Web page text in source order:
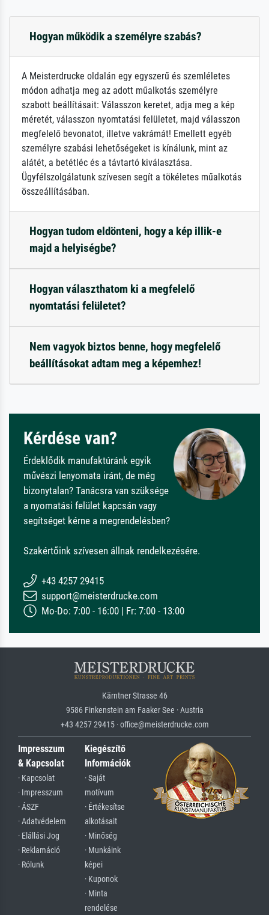
Hogyan működik a személyre szabás?
A Meisterdrucke oldalán egy egyszerű és szemléletes
módon adhatja meg az adott műalkotás személyre
szabott beállításait: Válasszon keretet, adja meg a kép
méretét, válasszon nyomtatási felületet, majd válasszon
megfelelő bevonatot, illetve vakrámát! Emellett egyéb
személyre szabási lehetőségeket is kínálunk, mint az
alátét, a betétléc és a távtartó kiválasztása.
Ügyfélszolgálatunk szívesen segít a tökéletes műalkotás
összeállításában.
Hogyan tudom eldönteni, hogy a kép illik-e
majd a helyiségbe?
Hogyan választhatom ki a megfelelő
nyomtatási felületet?
Nem vagyok biztos benne, hogy megfelelő
beállításokat adtam meg a képemhez!
Kérdése van?
Érdeklődik manufaktúránk egyik
művészi lenyomata iránt, de még
bizonytalan? Tanácsra van szüksége
a nyomatási felület kapcsán vagy
segítséget kérne a megrendelésben?
Szakértőink szívesen állnak rendelkezésére.
+43 4257 29415
support@meisterdrucke.com
Mo-Do: 7:00 - 16:00 | Fr: 7:00 - 13:00
Kärntner Strasse 46
9586 Finkenstein am Faaker See · Austria
+43 4257 29415 · office@meisterdrucke.com
Impresszum
& Kapcsolat
· Kapcsolat
· Impresszum
· ÁSZF
· Adatvédelem
· Elállási Jog
· Reklamáció
· Rólunk
Kiegészítő
Információk
· Saját
motívum
· Értékesítse
alkotásait
· Minőség
· Munkáink
képei
· Kuponok
· Minta
rendelése